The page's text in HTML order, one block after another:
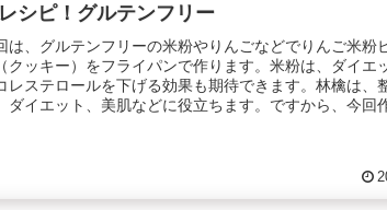
シピ！グルテンフリー
は、グルテンフリーの米粉やりんごなどでりんご米粉
クッキー）をフライパンで作ります。米粉は、ダイエ
レステロールを下げる効果も期待できます。林檎は、
ダイエット、美肌などに役立ちます。ですから、今回